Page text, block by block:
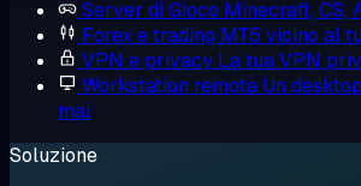
Server di Gioco Minecraft, CS,
Forex e trading MT5 vicino al
VPN e privacy La tua VPN
Workstation remota Un
mai
Soluzione